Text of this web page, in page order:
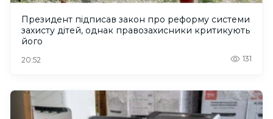
Президент підписав закон про реформу системи
захисту дітей, однак правозахисники критикують
його
20:52 131